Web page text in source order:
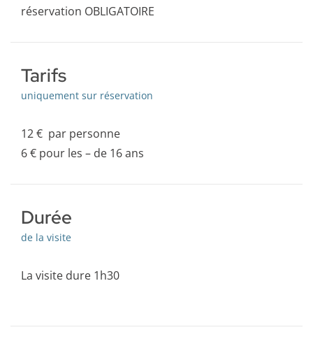
réservation OBLIGATOIRE
Tarifs
uniquement sur réservation
12 € par personne
6 € pour les – de 16 ans
Durée
de la visite
La visite dure 1h30